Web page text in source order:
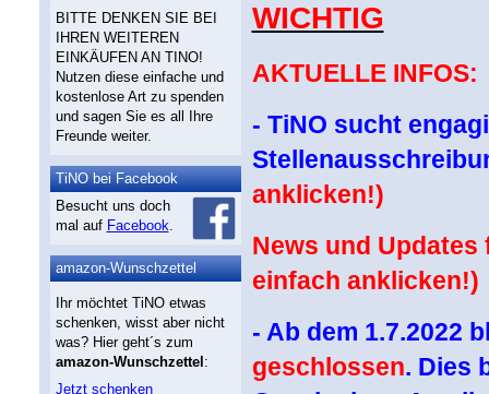
BITTE DENKEN SIE BEI
IHREN WEITEREN
EINKÄUFEN AN TINO!
Nutzen diese einfache und
kostenlose Art zu spenden
und sagen Sie es all Ihre
Freunde weiter.
TiNO bei Facebook
Besucht uns doch
mal auf Facebook.
amazon-Wunschzettel
Ihr möchtet TiNO etwas
schenken, wisst aber nicht
was? Hier geht´s zum
amazon-Wunschzettel :
Jetzt schenken
WICHTIG
AKTUELLE INFOS:
- TiNO sucht
anklicken!)
News und
einfach anklicken!)
- Ab dem 1.7.2022
geschlossen. Dies